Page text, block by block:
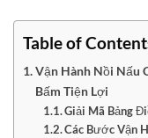
Table of
Vận Hành Nồi Nấu
Bấm Tiện Lợi
Giải Mã Bảng
Các Bước Vận